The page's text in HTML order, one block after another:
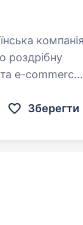
роздрібну
e-commerce.
Зберегти